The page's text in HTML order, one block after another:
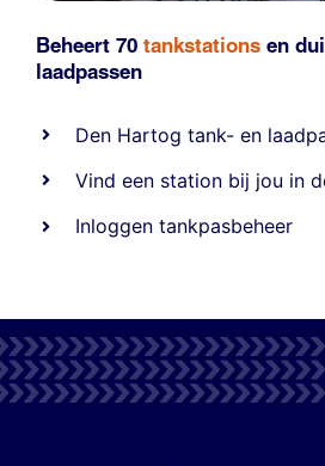
Beheert 70 tankstations en
laadpassen
Den Hartog tank- en
Vind een station bij jou in
Inloggen tankpasbeheer